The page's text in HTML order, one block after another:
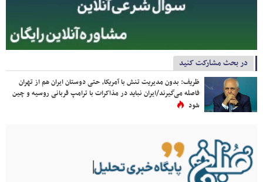
در بحث مشارکت کنید
ظریف: بدون مدیریت تنش با آمریکا، حتی دوستان ایران هم از تهران
فاصله می‌گیرند/ایران نباید در مذاکرات با ترامپ قربانی روسیه و چین
شود